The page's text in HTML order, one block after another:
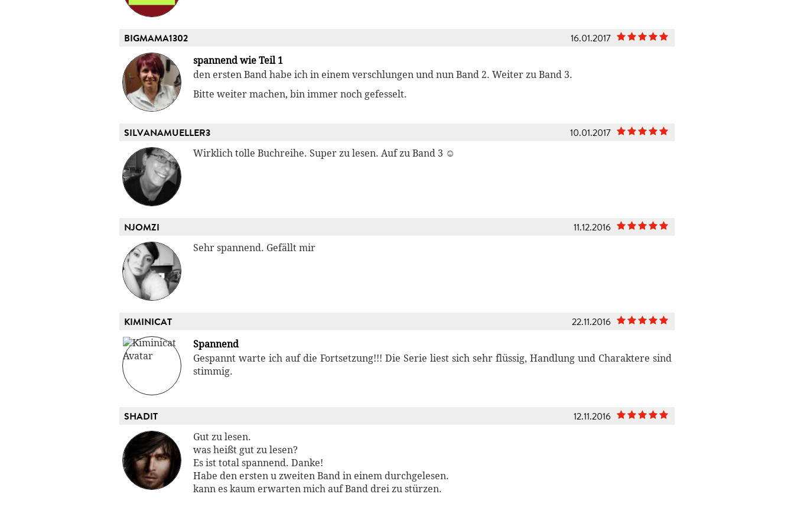
BIGMAMA1302 16.01.2017
spannend wie Teil 1
den ersten Band habe ich in einem verschlungen und nun Band 2. Weiter zu Band 3.
Bitte weiter machen, bin immer noch gefesselt.
SILVANAMUELLER3 10.01.2017
Wirklich tolle Buchreihe. Super zu lesen. Auf zu Band 3 ☺
NJOMZI 11.12.2016
Sehr spannend. Gefällt mir
KIMINICAT 22.11.2016
Spannend
Gespannt warte ich auf die Fortsetzung!!! Die Serie liest sich sehr flüssig, Handlung und Charaktere sind
stimmig.
SHADIT 12.11.2016
Gut zu lesen.
was heißt gut zu lesen?
Es ist total spannend. Danke!
Habe den ersten u zweiten Band in einem durchgelesen.
kann es kaum erwarten mich auf Band drei zu stürzen.